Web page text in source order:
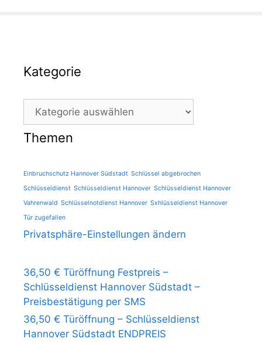
Kategorie
Kategorie
Themen
Einbruchschutz Hannover Südstadt Schlüssel abgebrochen
Schlüsseldienst Schlüsseldienst Hannover Schlüsseldienst Hannover
Vahrenwald Schlüsselnotdienst Hannover Sxhlüsseldienst Hannover
Tür zugefallen
Privatsphäre-Einstellungen ändern
36,50 € Türöffnung Festpreis –
Schlüsseldienst Hannover Südstadt –
Preisbestätigung per SMS
36,50 € Türöffnung – Schlüsseldienst
Hannover Südstadt ENDPREIS